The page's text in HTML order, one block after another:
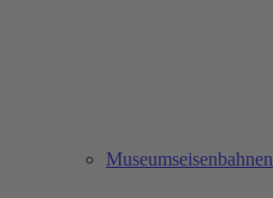
Museumseisenbahnen